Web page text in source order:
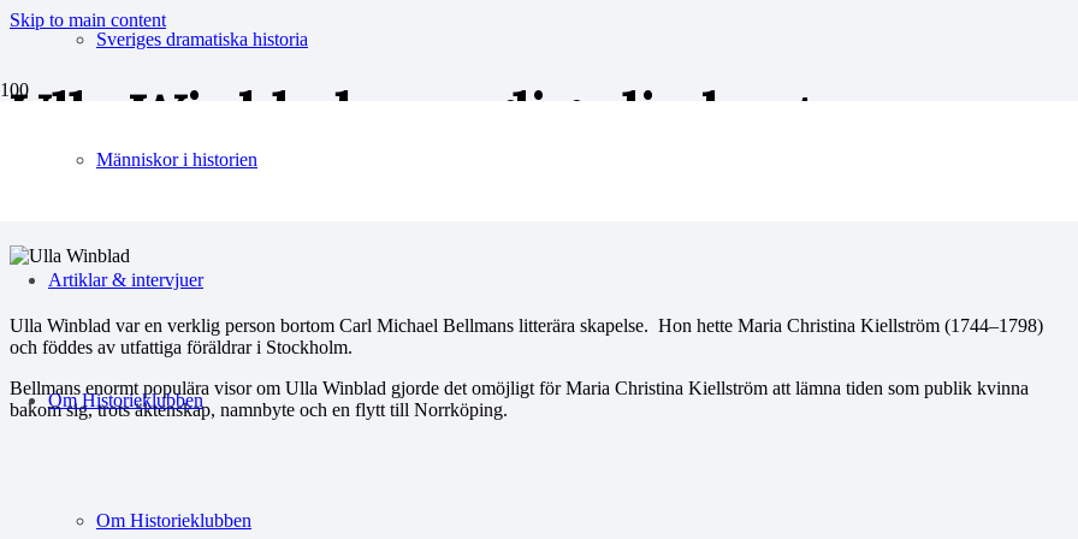
Skip to main content
Sveriges dramatiska historia
Människor i historien
Artiklar & intervjuer
Om Historieklubben
Om Historieklubben
Ulla Winblads sorgliga liv bortom
Bellman
Ulla Winblad var en verklig person bortom Carl Michael Bellmans litterära skapelse. Hon hette Maria Christina Kiellström (1744–1798)
och föddes av utfattiga föräldrar i Stockholm.
Bellmans enormt populära visor om Ulla Winblad gjorde det omöjligt för Maria Christina Kiellström att lämna tiden som publik kvinna
bakom sig, trots äktenskap, namnbyte och en flytt till Norrköping.